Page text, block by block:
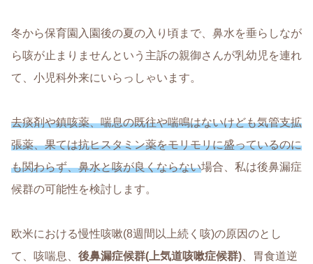
冬から保育園入園後の夏の入り頃まで、鼻水を垂らしなが
ら咳が止まりませんという主訴の親御さんが乳幼児を連れ
て、小児科外来にいらっしゃいます。
去痰剤や鎮咳薬、喘息の既往や喘鳴はないけども気管支拡
張薬、果ては抗ヒスタミン薬をモリモリに盛っているのに
も関わらず、鼻水と咳が良くならない場合、私は後鼻漏症
候群の可能性を検討します。
欧米における慢性咳嗽(8週間以上続く咳)の原因のとし
て、咳喘息、 後鼻漏症候群(上気道咳嗽症候群) 、胃食道逆